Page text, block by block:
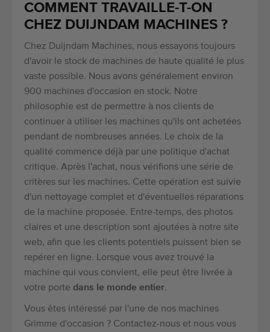
COMMENT TRAVAILLE-T-ON
CHEZ DUIJNDAM MACHINES ?
Chez Duijndam Machines, nous essayons toujours
d'avoir le stock de machines de haute qualité le plus
vaste possible. Nous avons généralement environ
900 machines d'occasion en stock. Notre
philosophie est de permettre à nos clients de
continuer à utiliser les machines qu'ils ont achetées
pendant de nombreuses années. Le choix de la
qualité commence déjà par une politique d'achat
critique. Après l'achat, nous vérifions une série de
critères sur les machines. Cette opération est suivie
d'un nettoyage complet et d'éventuelles réparations
de la machine proposée. Entre-temps, des photos
claires et une description sont ajoutées à notre site
web, afin que les clients potentiels puissent bien se
repérer en ligne. Lorsque vous avez trouvé la
machine qui vous convient, elle peut être livrée à
votre porte dans le monde entier.
Vous êtes intéressé par l'une de nos machines
Grimme d'occasion ? Contactez-nous et nous vous